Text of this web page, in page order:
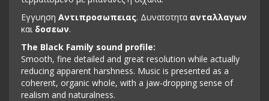
Εγγυηση Αντιπροσωπειας. Δυνατοτητα ανταλλαγων
και δοσεων.
The Black Family sound profile:
Smooth, fine detailed and great resolution while actually
reducing apparent harshness. Music is presented as a
coherent, organic whole, with a jaw-dropping sense of
realism and naturalness.